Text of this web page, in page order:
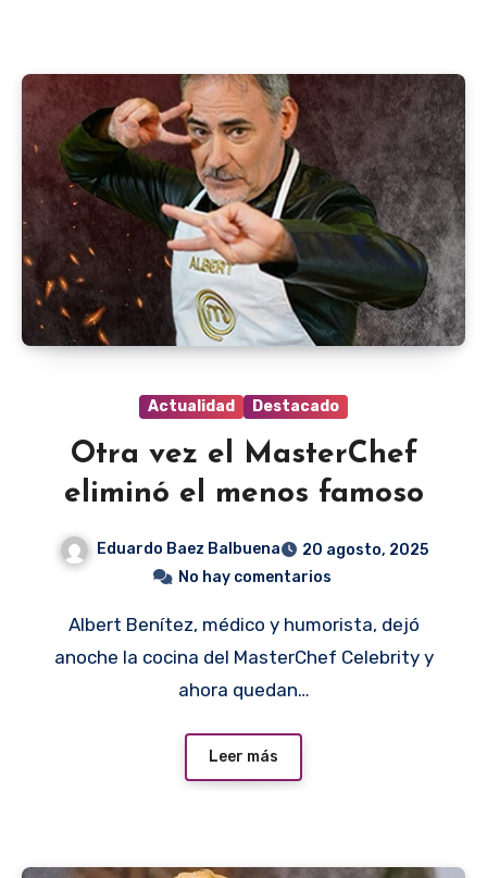
Actualidad Destacado
Otra vez el MasterChef
eliminó el menos famoso
Eduardo Baez Balbuena
20 agosto, 2025
No hay comentarios
Albert Benítez, médico y humorista, dejó
anoche la cocina del MasterChef Celebrity y
ahora quedan…
Leer más